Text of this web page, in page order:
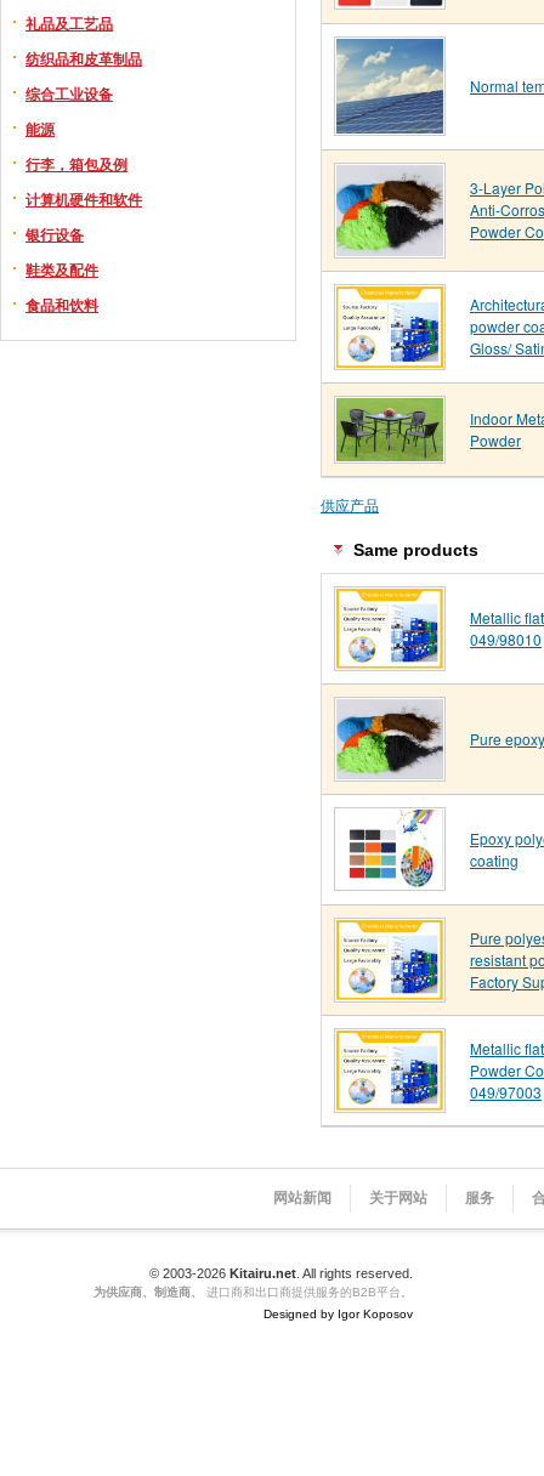
礼品及工艺品
纺织品和皮革制品
综合工业设备
能源
行李，箱包及例
计算机硬件和软件
银行设备
鞋类及配件
食品和饮料
Normal
3-Layer
Anti-
Powder
powder
Gloss/
Indoor
Powder
供应产品
Same products
Metallic
049/98010
Pure
Epoxy
coating
Pure
resistant
Factory
Metallic
Powder
049/97003
网站新闻 关于网站 服务
© 2003-2026 Kitairu.net . All rights reserved.
为供应商、制造商、
进口商和出口商提供服务的B2B平台。
Designed by Igor Koposov